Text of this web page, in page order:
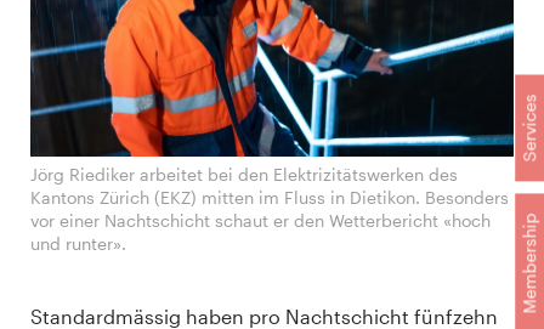
Membership
Services
Jörg Riediker arbeitet bei den Elektrizitätswerken des
Kantons Zürich (EKZ) mitten im Fluss in Dietikon. Besonders
vor einer Nachtschicht schaut er den Wetterbericht «hoch
und runter».
Standardmässig haben pro Nachtschicht fünfzehn